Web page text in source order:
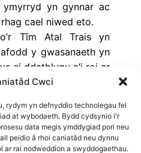
Cwci
rydym yn defnyddio technolegau fel
at wybodaeth. Bydd cydsynio i'r
data megis ymddygiad pori neu
peidio â rhoi caniatâd neu dynnu
rai nodweddion a swyddogaethau.
yn gynnar ac
cael niwed eto.
o’r Tîm Atal Trais yn
y gwasanaeth yn
ei ddatblygu a’i roi ar
cymorth a ddarperir i
yn cynnwys
clinigol a gweithwyr
yr heddlu, yn